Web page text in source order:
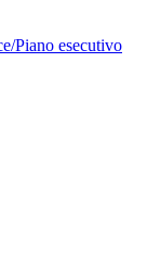
Piano esecutivo